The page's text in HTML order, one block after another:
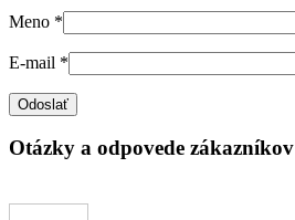
Meno *
E-mail *
Otázky a odpovede zákazníkov